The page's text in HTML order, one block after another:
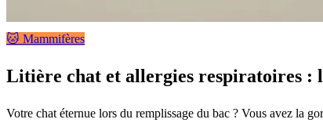
🐱 Mammifères
Litière chat et allergies respiratoires :
Votre chat éternue lors du remplissage du bac ? Vous avez la